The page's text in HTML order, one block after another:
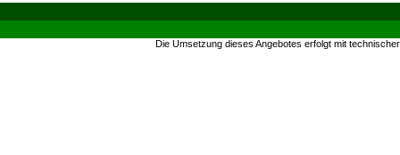
Die Umsetzung dieses Angebotes erfolgt mit